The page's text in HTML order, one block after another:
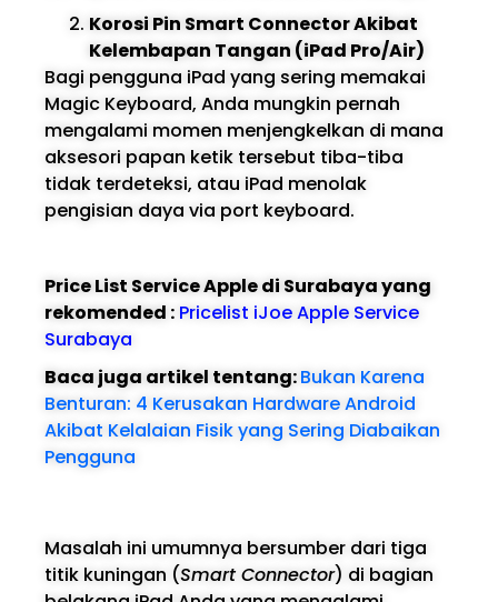
Korosi Pin Smart Connector Akibat
Kelembapan Tangan (iPad Pro/Air)
Bagi pengguna iPad yang sering memakai
Magic Keyboard, Anda mungkin pernah
mengalami momen menjengkelkan di mana
aksesori papan ketik tersebut tiba-tiba
tidak terdeteksi, atau iPad menolak
pengisian daya via port keyboard.
Price List Service Apple di Surabaya yang
rekomended : Pricelist iJoe Apple Service
Surabaya
Baca juga artikel tentang:Bukan Karena
Benturan: 4 Kerusakan Hardware Android
Akibat Kelalaian Fisik yang Sering Diabaikan
Pengguna
Masalah ini umumnya bersumber dari tiga
titik kuningan (Smart Connector) di bagian